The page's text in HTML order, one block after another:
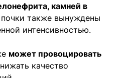
камней в
почки также вынуждены
интенсивностью.
может провоцировать
качество